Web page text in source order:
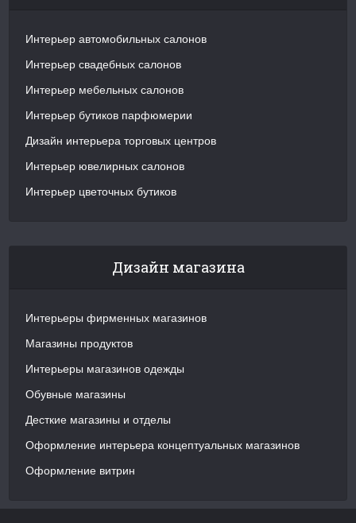
Интерьер автомобильных салонов
Интерьер свадебных салонов
Интерьер мебельных салонов
Интерьер бутиков парфюмерии
Дизайн интерьера торговых центров
Интерьер ювелирных салонов
Интерьер цветочных бутиков
Дизайн магазина
Интерьеры фирменных магазинов
Магазины продуктов
Интерьеры магазинов одежды
Обувные магазины
Десткие магазины и отделы
Оформление интерьера концептуальных магазинов
Оформление витрин